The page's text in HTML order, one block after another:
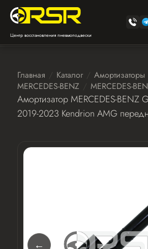
Центр восстановления пневмоподвески
Главная Каталог
Амортизаторы
MERCEDES-BENZ
MERCEDES-
Амортизатор MERCEDES-BENZ
2019-2023 Kendrion AMG